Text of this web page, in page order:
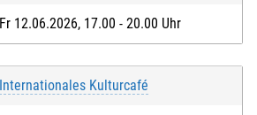
Fr 12.06.2026, 17.00 - 20.00 Uhr
Internationales Kulturcafé